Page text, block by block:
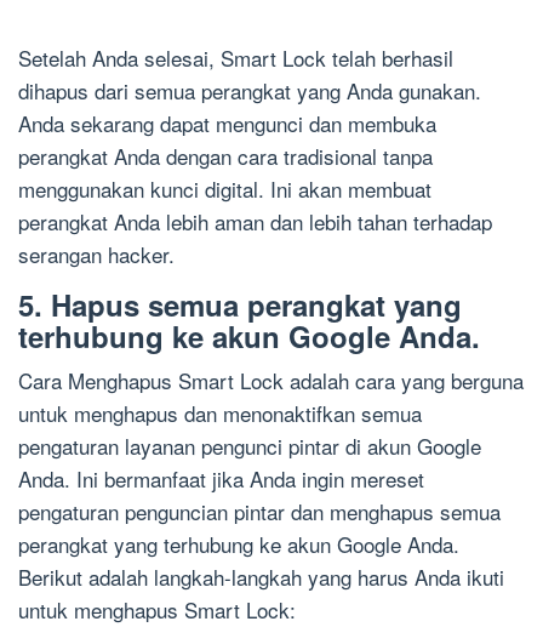
Setelah Anda selesai, Smart Lock telah berhasil
dihapus dari semua perangkat yang Anda gunakan.
Anda sekarang dapat mengunci dan membuka
perangkat Anda dengan cara tradisional tanpa
menggunakan kunci digital. Ini akan membuat
perangkat Anda lebih aman dan lebih tahan terhadap
serangan hacker.
5. Hapus semua perangkat yang
terhubung ke akun Google Anda.
Cara Menghapus Smart Lock adalah cara yang berguna
untuk menghapus dan menonaktifkan semua
pengaturan layanan pengunci pintar di akun Google
Anda. Ini bermanfaat jika Anda ingin mereset
pengaturan penguncian pintar dan menghapus semua
perangkat yang terhubung ke akun Google Anda.
Berikut adalah langkah-langkah yang harus Anda ikuti
untuk menghapus Smart Lock: